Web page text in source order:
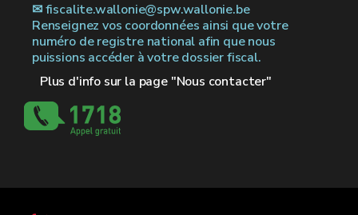
✉︎ fiscalite.wallonie@spw.wallonie.be
Renseignez vos coordonnées ainsi que votre
numéro de registre national afin que nous
puissions accéder à votre dossier fiscal.
Plus d'info sur la page "Nous contacter"